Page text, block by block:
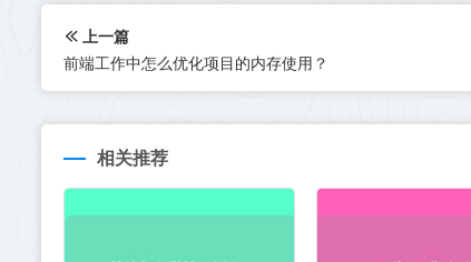
上一篇
前端工作中怎么优化项目的内存使用？
相关推荐